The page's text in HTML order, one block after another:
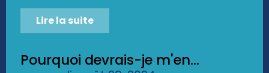
Lire la suite
Pourquoi devrais-je m'en...